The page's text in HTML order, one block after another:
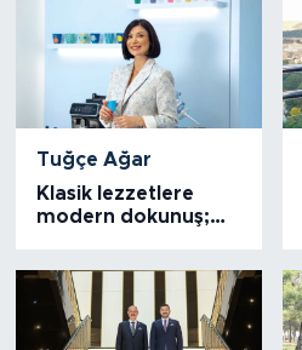
Tuğçe Ağar
Klasik lezzetlere
modern dokunuş;